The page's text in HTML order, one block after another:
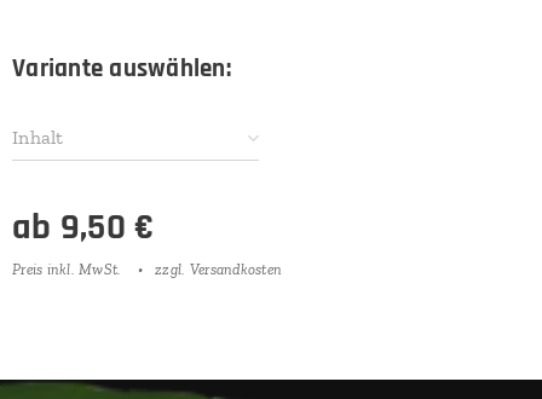
Variante auswählen:
Inhalt
ab 9,50 €
Preis inkl. MwSt. zzgl. Versandkosten